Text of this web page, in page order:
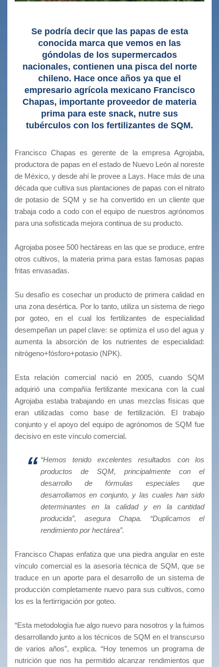
Se podría decir que las papas de esta
conocida marca que vemos en las
góndolas de los supermercados
nacionales, contienen una pisca del norte
chileno. Hace once años ya que el
empresario agrícola mexicano Francisco
Chapas, importante proveedor de materia
prima para este snack, nutre sus
tubérculos con los fertilizantes de SQM.
Francisco Chapas es gerente de la empresa Agrojaba,
productora de papas en el estado de Nuevo León al noreste
de México, y desde ahí le provee a Lays. Hace más de una
década que cultiva sus plantaciones de papas con el nitrato
de potasio de SQM y se ha convertido en un cliente que
trabaja codo a codo con el equipo de nuestros agrónomos
para una sofisticada mejora continua de su producto.
Agrojaba posee 500 hectáreas en las que se produce, entre
otros cultivos, la materia prima para estas famosas papas
fritas envasadas.
Su desafío es cosechar un producto de primera calidad en
una zona desértica. Por lo tanto, utiliza un sistema de riego
por goteo, en el cual los fertilizantes de especialidad
desempeñan un papel clave: se optimiza el uso del agua y
aumenta la absorción de los nutrientes de especialidad:
nitrógeno+fósforo+potasio (NPK).
Esta relación comercial nació en 2005, cuando SQM
adquirió una compañía fertilizante mexicana con la cual
Agrojaba estaba trabajando en unas mezclas físicas que
eran utilizadas como base de fertilización. El trabajo
conjunto y el apoyo del equipo de agrónomos de SQM fue
decisivo en este vínculo comercial.
“Hemos tenido excelentes resultados con los
productos de SQM, principalmente con el
desarrollo de fórmulas especiales que
desarrollamos en conjunto, y las cuales han sido
determinantes en la calidad y en la cantidad
producida”, asegura Chapa. “Duplicamos el
rendimiento por hectárea”.
Francisco Chapas enfatiza que una piedra angular en este
vínculo comercial es la asesoría técnica de SQM, que se
traduce en un aporte para el desarrollo de un sistema de
producción completamente nuevo para sus cultivos, como
los es la fertirrigación por goteo.
“Esta metodología fue algo nuevo para nosotros y la fuimos
desarrollando junto a los técnicos de SQM en el transcurso
de varios años”, explica. “Hoy tenemos un programa de
nutrición que nos ha permitido alcanzar rendimientos que